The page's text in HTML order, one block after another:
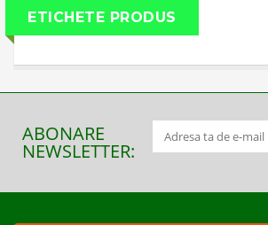
ETICHETE PRODUS
ABONARE
NEWSLETTER: